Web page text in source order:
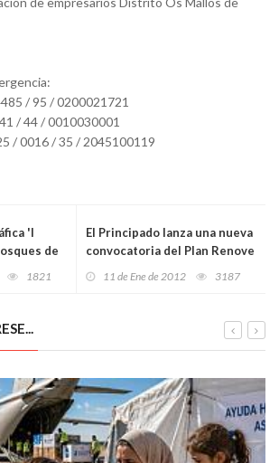
/ 95 / 0200021721
/ 44 / 0010030001
/ 0016 / 35 / 2045100119
'I
de
1821
El Principado lanza una nueva
convocatoria del Plan Renove
11 de Ene de 2012 3187